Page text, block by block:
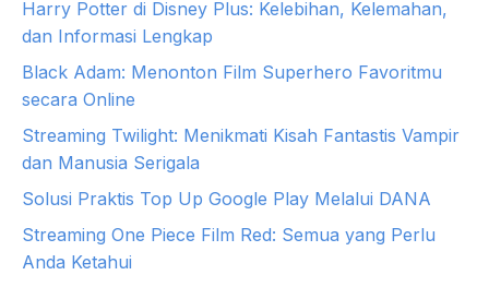
Harry Potter di Disney Plus: Kelebihan, Kelemahan,
dan Informasi Lengkap
Black Adam: Menonton Film Superhero Favoritmu
secara Online
Streaming Twilight: Menikmati Kisah Fantastis Vampir
dan Manusia Serigala
Solusi Praktis Top Up Google Play Melalui DANA
Streaming One Piece Film Red: Semua yang Perlu
Anda Ketahui